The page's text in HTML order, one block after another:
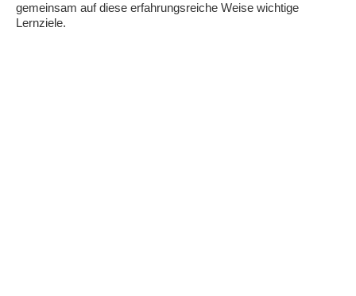
gemeinsam auf diese erfahrungsreiche Weise wichtige
Lernziele.